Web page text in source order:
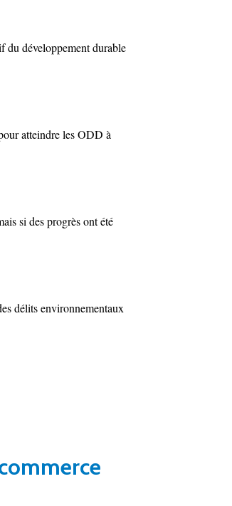
du développement durable
atteindre les ODD à
si des progrès ont été
délits environnementaux